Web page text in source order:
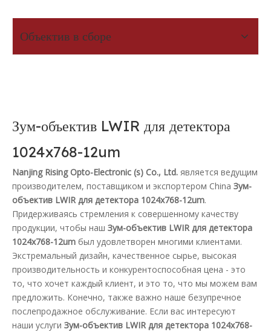
Объектив в сборе
Зум-объектив LWIR для детектора
1024x768-12um
Nanjing Rising Opto-Electronic (s) Co., Ltd. является ведущим
производителем, поставщиком и экспортером China Зум-
объектив LWIR для детектора 1024x768-12um.
Придерживаясь стремления к совершенному качеству
продукции, чтобы наш Зум-объектив LWIR для детектора
1024x768-12um был удовлетворен многими клиентами.
Экстремальный дизайн, качественное сырье, высокая
производительность и конкурентоспособная цена - это
то, что хочет каждый клиент, и это то, что мы можем вам
предложить. Конечно, также важно наше безупречное
послепродажное обслуживание. Если вас интересуют
наши услуги Зум-объектив LWIR для детектора 1024x768-